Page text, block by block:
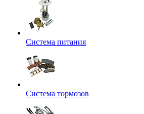
Система питания
Система тормозов